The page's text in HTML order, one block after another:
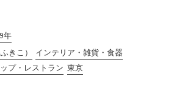
年
きこ）
インテリア・雑貨・食器
プ・レストラン 東京